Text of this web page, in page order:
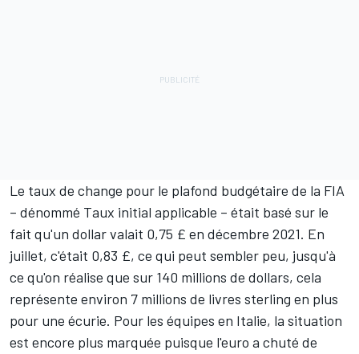
Le taux de change pour le plafond budgétaire de la FIA
– dénommé Taux initial applicable – était basé sur le
fait qu'un dollar valait 0,75 £ en décembre 2021. En
juillet, c'était 0,83 £, ce qui peut sembler peu, jusqu'à
ce qu'on réalise que sur 140 millions de dollars, cela
représente environ 7 millions de livres sterling en plus
pour une écurie. Pour les équipes en Italie, la situation
est encore plus marquée puisque l'euro a chuté de